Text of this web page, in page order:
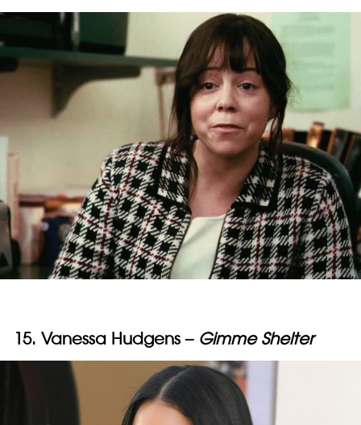
15. Vanessa Hudgens – Gimme Shelter